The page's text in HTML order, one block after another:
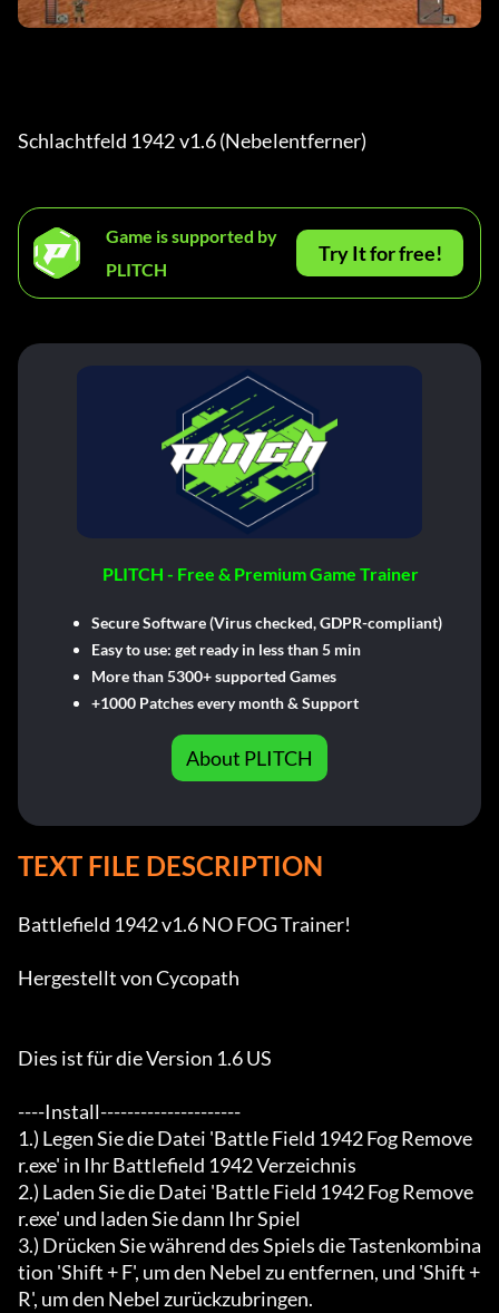
Schlachtfeld 1942 v1.6 (Nebelentferner)
Game is supported by
PLITCH
Try It for free!
PLITCH - Free & Premium Game Trainer
Secure Software (Virus checked, GDPR-compliant)
Easy to use: get ready in less than 5 min
More than 5300+ supported Games
+1000 Patches every month & Support
About PLITCH
TEXT FILE DESCRIPTION
Battlefield 1942 v1.6 NO FOG Trainer!
Hergestellt von Cycopath
Dies ist für die Version 1.6 US
----Install---------------------
1.) Legen Sie die Datei 'Battle Field 1942 Fog Remove
r.exe' in Ihr Battlefield 1942 Verzeichnis
2.) Laden Sie die Datei 'Battle Field 1942 Fog Remove
r.exe' und laden Sie dann Ihr Spiel
3.) Drücken Sie während des Spiels die Tastenkombina
tion 'Shift + F', um den Nebel zu entfernen, und 'Shift +
R', um den Nebel zurückzubringen.